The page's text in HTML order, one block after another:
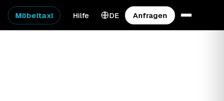
Möbeltaxi Hilfe DE Anfragen